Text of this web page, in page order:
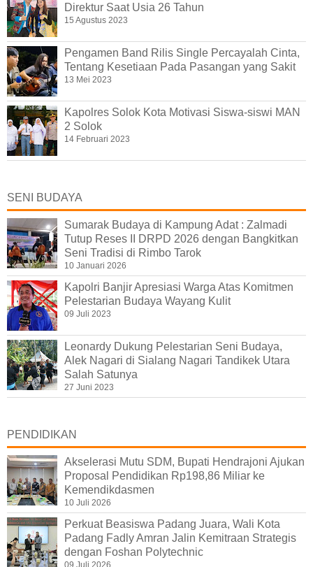
Direktur Saat Usia 26 Tahun
15 Agustus 2023
Pengamen Band Rilis Single Percayalah Cinta,
Tentang Kesetiaan Pada Pasangan yang Sakit
13 Mei 2023
Kapolres Solok Kota Motivasi Siswa-siswi MAN
2 Solok
14 Februari 2023
SENI BUDAYA
Sumarak Budaya di Kampung Adat : Zalmadi
Tutup Reses II DRPD 2026 dengan Bangkitkan
Seni Tradisi di Rimbo Tarok
10 Januari 2026
Kapolri Banjir Apresiasi Warga Atas Komitmen
Pelestarian Budaya Wayang Kulit
09 Juli 2023
Leonardy Dukung Pelestarian Seni Budaya,
Alek Nagari di Sialang Nagari Tandikek Utara
Salah Satunya
27 Juni 2023
PENDIDIKAN
Akselerasi Mutu SDM, Bupati Hendrajoni Ajukan
Proposal Pendidikan Rp198,86 Miliar ke
Kemendikdasmen
10 Juli 2026
Perkuat Beasiswa Padang Juara, Wali Kota
Padang Fadly Amran Jalin Kemitraan Strategis
dengan Foshan Polytechnic
09 Juli 2026